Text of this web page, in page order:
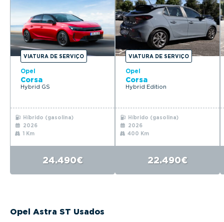
VIATURA DE SERVIÇO
Opel
Corsa
Hybrid GS
Híbrido (gasolina)
2026
1 Km
24.490€
VIATURA DE SERVIÇO
Opel
Corsa
Hybrid Edition
Híbrido (gasolina)
2026
400 Km
22.490€
Opel Astra ST Usados